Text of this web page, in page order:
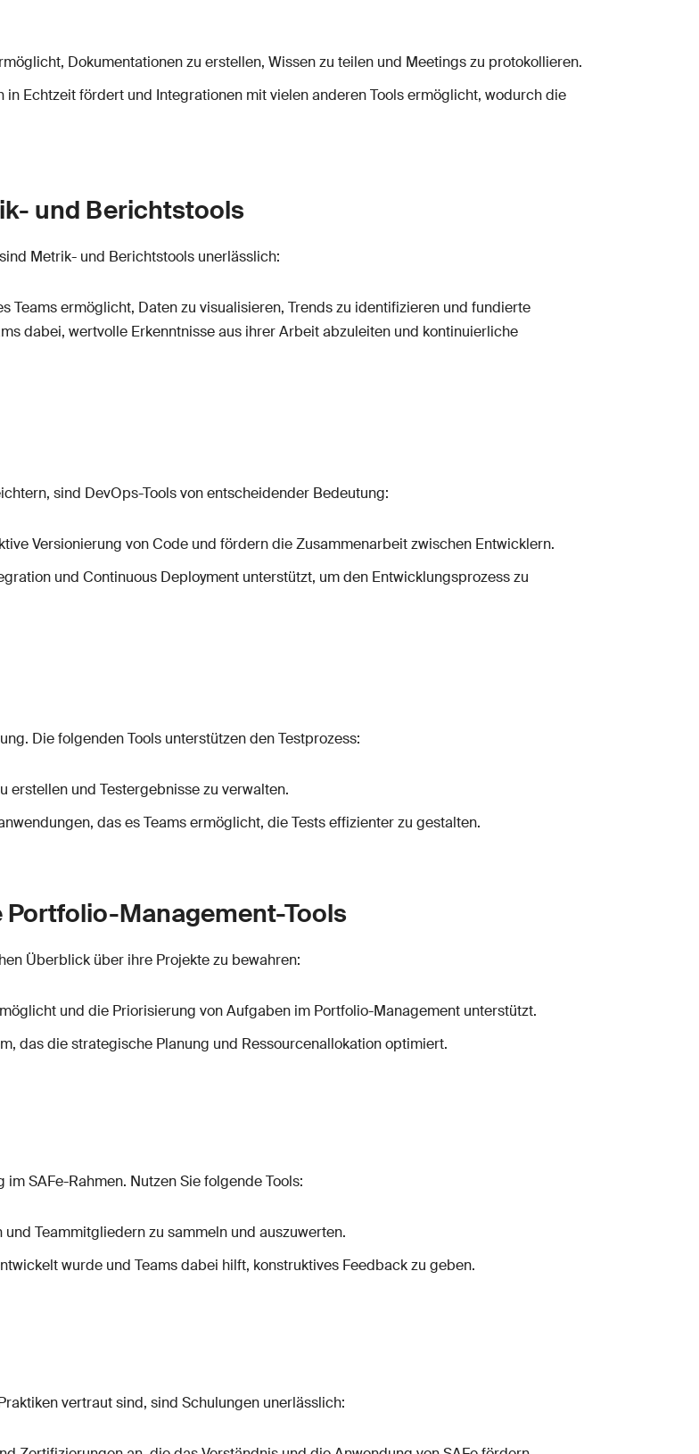
Dokumentationen zu erstellen, Wissen zu teilen und Meetings zu protokollieren.
Echtzeit fördert und Integrationen mit vielen anderen Tools ermöglicht, wodurch die
und Berichtstools
Metrik- und Berichtstools unerlässlich:
Teams ermöglicht, Daten zu visualisieren, Trends zu identifizieren und fundierte
dabei, wertvolle Erkenntnisse aus ihrer Arbeit abzuleiten und kontinuierliche
sind DevOps-Tools von entscheidender Bedeutung:
Versionierung von Code und fördern die Zusammenarbeit zwischen Entwicklern.
und Continuous Deployment unterstützt, um den Entwicklungsprozess zu
Die folgenden Tools unterstützen den Testprozess:
erstellen und Testergebnisse zu verwalten.
das es Teams ermöglicht, die Tests effizienter zu gestalten.
Portfolio-Management-Tools
Überblick über ihre Projekte zu bewahren:
und die Priorisierung von Aufgaben im Portfolio-Management unterstützt.
das die strategische Planung und Ressourcenallokation optimiert.
SAFe-Rahmen. Nutzen Sie folgende Tools:
Teammitgliedern zu sammeln und auszuwerten.
wurde und Teams dabei hilft, konstruktives Feedback zu geben.
vertraut sind, sind Schulungen unerlässlich: